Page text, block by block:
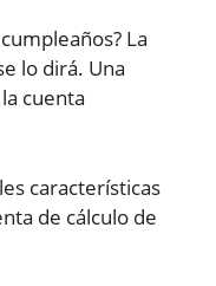
La
lo dirá. Una
cuenta
características
de cálculo de